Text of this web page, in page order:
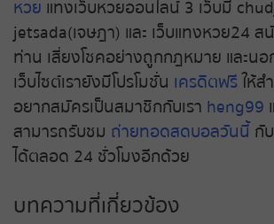
หวย แทงเว็บหวยออนไลน์ 3 เว็บมี
jetsada(เจษฎา) และ เว็บแทงหวย24
ท่าน เสี่ยงโชคอย่างถูกกฎหมาย และน
เว็บไซต์เรายังมีโปรโมชั่น เครดิตฟรีให้ส
อยากสมัครเป็นสมาชิกกับเรา heng99
สามารถรับชม ถ่ายทอดสดบอลวันนี้ กับ
ได้ตลอด 24 ชั่วโมงอีกด้วย
บทความที่เกี่ยวข้อง